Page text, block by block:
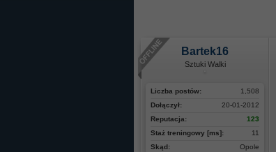
Bartek16
Sztuki Walki
1,508
Liczba postów:
20-01-2012
Dołączył:
123
Reputacja:
11
Staż treningowy [ms]:
Opole
Skąd: